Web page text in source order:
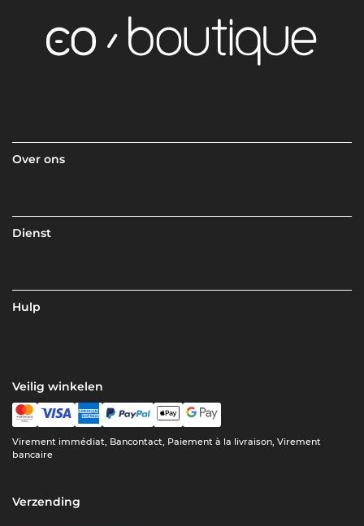
Over ons
Dienst
Hulp
Veilig winkelen
Virement immédiat, Bancontact, Paiement à la livraison, Virement
bancaire
Verzending